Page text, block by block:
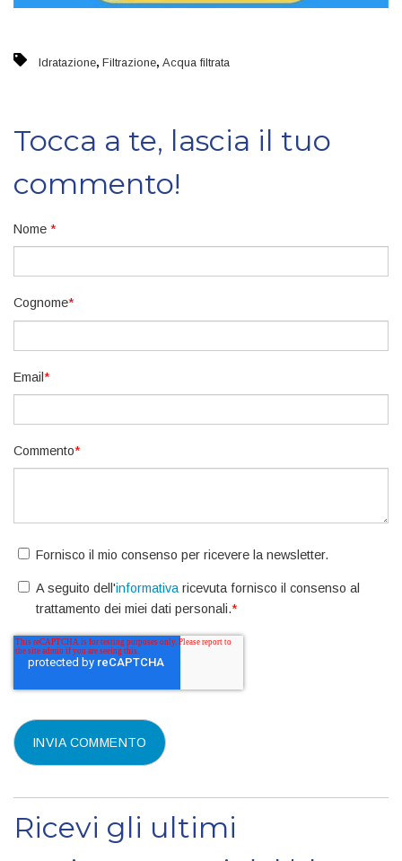
Idratazione, Filtrazione, Acqua filtrata
Tocca a te, lascia il tuo
commento!
Nome *
Cognome*
Email *
Commento*
Fornisco il mio consenso per ricevere la newsletter.
A seguito dell'informativa ricevuta fornisco il consenso al
trattamento dei miei dati personali.*
Ricevi gli ultimi